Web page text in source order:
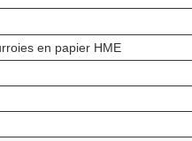
en papier HME